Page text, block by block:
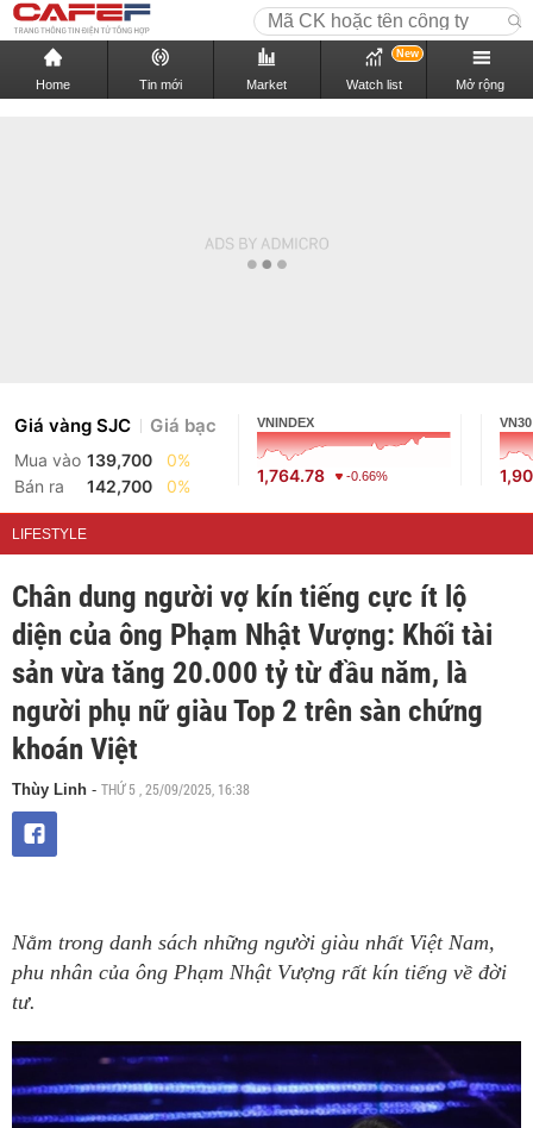
Home Tin mới Market Watch list
New
Mở rộng
Giá vàng SJC Giá bạc
Mua vào 139,700
0%
Bán ra
142,700 0%
VNINDEX
1,764.78 -0.66%
VN30
LIFESTYLE
Chân dung người vợ kín tiếng cực ít lộ
diện của ông Phạm Nhật Vượng: Khối tài
sản vừa tăng 20.000 tỷ từ đầu năm, là
người phụ nữ giàu Top 2 trên sàn chứng
khoán Việt
Thùy Linh - THỨ 5 , 25/09/2025, 16:38
Nằm trong danh sách những người giàu nhất Việt Nam,
phu nhân của ông Phạm Nhật Vượng rất kín tiếng về đời
tư.